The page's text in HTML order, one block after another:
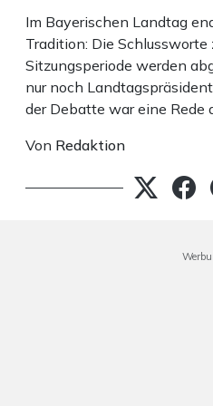
Im Bayerischen Landtag
Tradition: Die Schlussworte
Sitzungsperiode werden
nur noch
der Debatte war eine Rede
Von Redaktion